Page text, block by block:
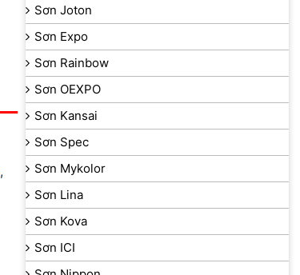
,
Sơn Joton
Sơn Expo
Sơn Rainbow
Sơn OEXPO
Sơn Kansai
Sơn Spec
Sơn Mykolor
Sơn Lina
Sơn Kova
Sơn ICI